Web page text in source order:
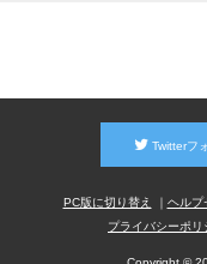
Twitterフ
PC版に切り替え ヘルプ
プライバシーポリ